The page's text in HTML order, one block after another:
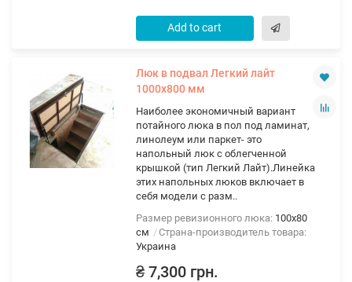
Add to cart
Люк в подвал Легкий лайт
1000х800 мм
Наиболее экономичный вариант
потайного люка в пол под ламинат,
линолеум или паркет- это
напольный люк с облегченной
крышкой (тип Легкий Лайт).Линейка
этих напольных люков включает в
себя модели с разм..
Размер ревизионного люка: 100х80
см
Страна-производитель товара:
Украина
₴ 7,300 грн.